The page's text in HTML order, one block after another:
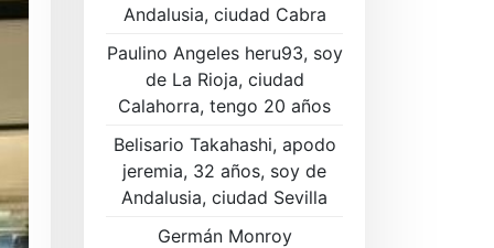
Andalusia, ciudad Cabra
Paulino Angeles heru93, soy
de La Rioja, ciudad
Calahorra, tengo 20 años
Belisario Takahashi, apodo
jeremia, 32 años, soy de
Andalusia, ciudad Sevilla
Germán Monroy